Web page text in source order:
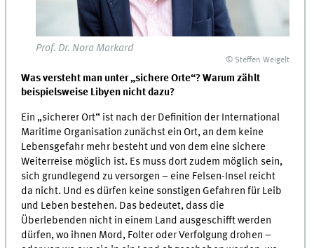
Prof. Dr. Nora Markard
© Steffen Weigelt
Was versteht man unter „sichere Orte“? Warum zählt
beispielsweise Libyen nicht dazu?
Ein „sicherer Ort“ ist nach der Definition der International
Maritime Organisation zunächst ein Ort, an dem keine
Lebensgefahr mehr besteht und von dem eine sichere
Weiterreise möglich ist. Es muss dort zudem möglich sein,
sich grundlegend zu versorgen – eine Felsen-Insel reicht
da nicht. Und es dürfen keine sonstigen Gefahren für Leib
und Leben bestehen. Das bedeutet, dass die
Überlebenden nicht in einem Land ausgeschifft werden
dürfen, wo ihnen Mord, Folter oder Verfolgung drohen –